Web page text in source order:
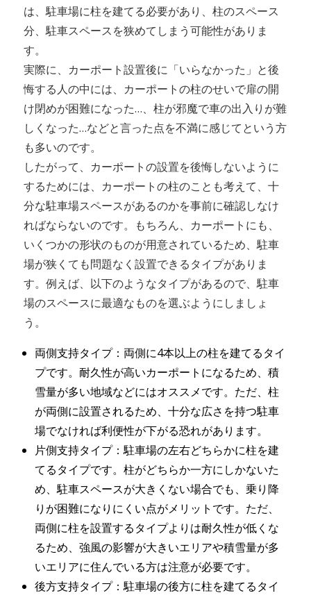
は、駐車場に柱を建てる必要があり、柱のスペース
分、駐車スペースを狭めてしまう可能性がありま
す。
実際に、カーポート設置後に「いらなかった」と後
悔する人の中には、カーポートの柱のせいで扉の開
け閉めが困難になった…、柱が邪魔で車の出入りが難
しくなった…などと言った点を不満に感じてという方
も多いのです。
したがって、カーポートの設置を後悔しないように
するためには、カーポートの柱のことも考えて、十
分な駐車場スペースがあるのかを事前に確認しなけ
ればならないのです。もちろん、カーポートにも、
いくつかの形状のものが用意されているため、駐車
場が狭くても問題なく設置できるタイプがありま
す。例えば、以下のようなタイプがあるので、駐車
場のスペースに最適なものを選ぶようにしましょ
う。
両側支持タイプ：両側に4本以上の柱を建てるタイ
プです。耐久性が高いカーポートになるため、積
雪量が多い地域などにはオススメです。ただ、柱
が両側に設置されるため、十分な広さを持つ駐車
場でなければ利便性が下がる恐れがあります。
片側支持タイプ：駐車場の左右どちらかに柱を建
てるタイプです。柱がどちらか一方にしかないた
め、駐車スペースが大きくない場合でも、乗り降
りが困難になりにくい点がメリットです。ただ、
両側に柱を設置するタイプよりは耐久性が低くな
るため、強風の影響が大きいエリアや積雪量が多
いエリアに住んでいる方は注意が必要です。
後方支持タイプ：駐車場の後方に柱を建てるタイ